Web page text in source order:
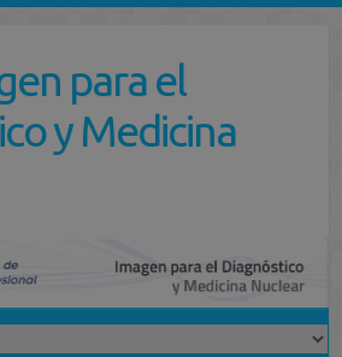
para el
y Medicina